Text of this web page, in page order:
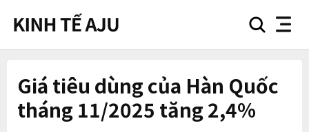
searchnav
Giá tiêu dùng của Hàn Quốc
tháng 11/2025 tăng 2,4%